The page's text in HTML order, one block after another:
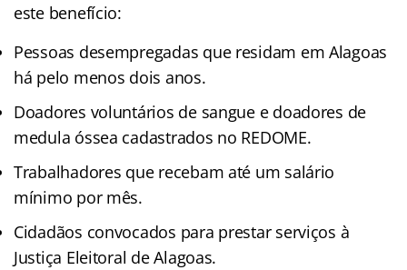
este benefício:
Pessoas desempregadas que residam em Alagoas
há pelo menos dois anos.
Doadores voluntários de sangue e doadores de
medula óssea cadastrados no REDOME.
Trabalhadores que recebam até um salário
mínimo por mês.
Cidadãos convocados para prestar serviços à
Justiça Eleitoral de Alagoas.